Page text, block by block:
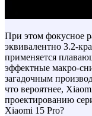
При этом фокусное
эквивалентно 3.2-
применяется
эффектные макро-
загадочным
что вероятнее,
проектированию
Xiaomi 15 Pro?